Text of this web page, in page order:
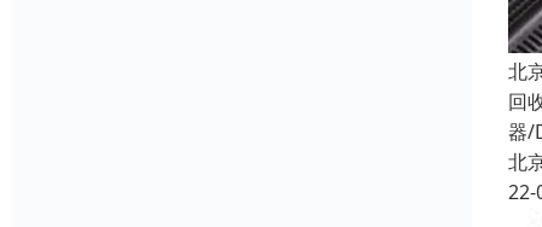
北
回
器/
北
22-